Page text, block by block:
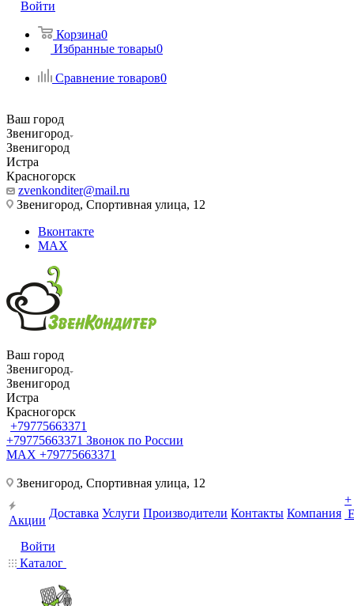
Войти
Корзина0
Избранные товары0
Сравнение товаров0
Ваш город
Звенигород
Звенигород
Истра
Красногорск
zvenkonditer@mail.ru
Звенигород, Спортивная улица, 12
Вконтакте
MAX
Ваш город
Звенигород
Звенигород
Истра
Красногорск
+79775663371
+79775663371 Звонок по России
MAX +79775663371
Звенигород, Спортивная улица, 12
Акции
Доставка Услуги Производители Контакты Компания
+
Войти
Каталог